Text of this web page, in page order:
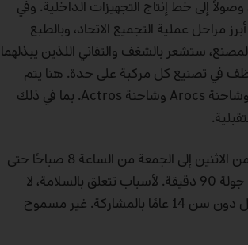
إلى خط إنتاج التجهيزات الداخلية. وفي
مراحل عملية التجميع الاتحاد، وبالطبع
ستشعر بالشغف والتفاني اللذين يبذلهما
من 10,000 موظف في تصنيع كل مركبة على حدة. هنا يتم
إنتاج شاحنة Atego وشاحنة Arocs وشاحنة Actros. بما في ذلك
تقام جولات المصنع من الاثنين إلى الجمعة من الساعة 8 صباحًا حتى
4 مساءً. تستغرق كل جولة 90 دقيقة. لأسباب تتعلق بالسلامة، لا
يُسمح للأسف للأطفال دون سن 14 عامًا بالمشاركة. غير مسموح